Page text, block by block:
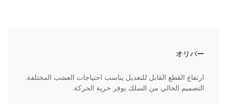
オリバー
ارتفاع القطع القابل للتعديل يناسب احتياجات العشب المختلفة.
التصميم الخالي من السلك يوفر حرية الحركة.